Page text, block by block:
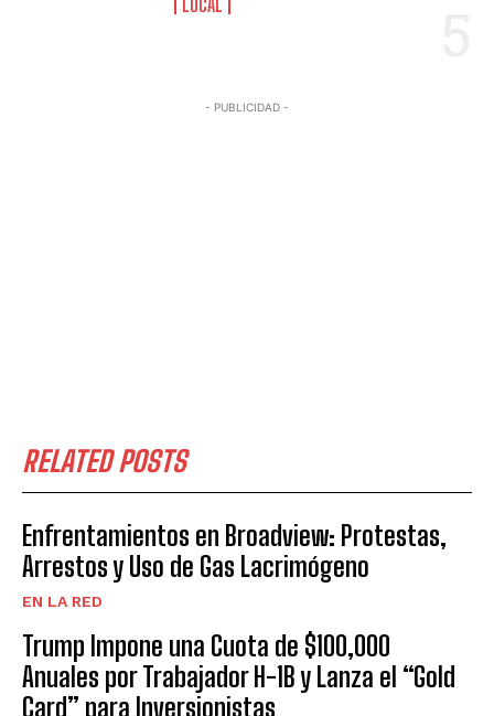
LOCAL
- PUBLICIDAD -
RELATED POSTS
Enfrentamientos en Broadview: Protestas,
Arrestos y Uso de Gas Lacrimógeno
EN LA RED
Trump Impone una Cuota de $100,000
Anuales por Trabajador H-1B y Lanza el “Gold
Card” para Inversionistas